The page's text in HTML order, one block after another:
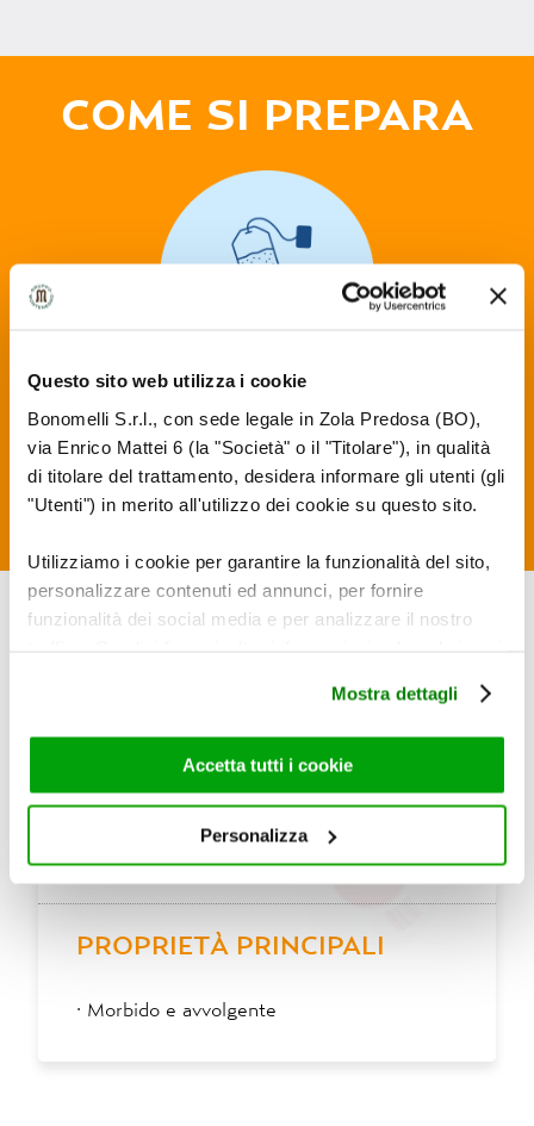
Questo sito web utilizza i cookie
Bonomelli S.r.l., con sede legale in Zola Predosa (BO),
via Enrico Mattei 6 (la "Società" o il "Titolare"), in qualità
di titolare del trattamento, desidera informare gli utenti (gli
"Utenti") in merito all'utilizzo dei cookie su questo sito.
Utilizziamo i cookie per garantire la funzionalità del sito,
personalizzare contenuti ed annunci, per fornire
funzionalità dei social media e per analizzare il nostro
di analisi dei dati web, pubblicità e social media, i quali
potrebbero combinarle con altre informazioni che ha
fornito loro o che hanno raccolto dal suo utilizzo dei loro
servizi. Per maggiori informazioni circa l’utilizzo dei
chiudere il banner, non verranno installati cookie sul tuo
corretto funzionamento del sito.
Mostra dettagli
Accetta tutti i cookie
Personalizza
COME SI PREPARA
CON ACQUA CALDA: porre un filtro in una tazza e
versare acqua bollente non direttamente sul filtro.
Lasciare in infusione per 4 minuti.
INGREDIENTI
MIELE
PROPRIETÀ PRINCIPALI
· Morbido e avvolgente